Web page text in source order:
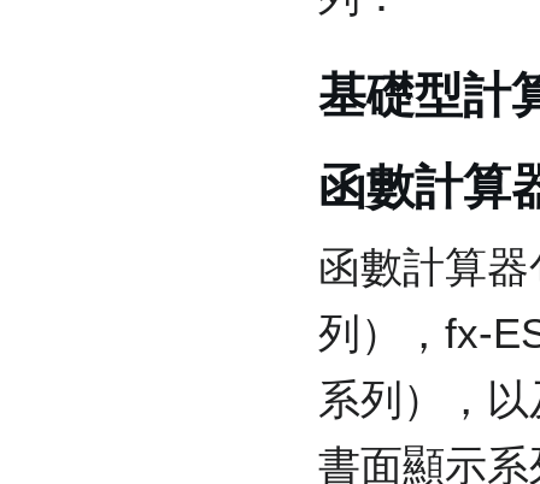
基礎型計
函數計算
函數計算
列），fx-
系列），以
書面顯示